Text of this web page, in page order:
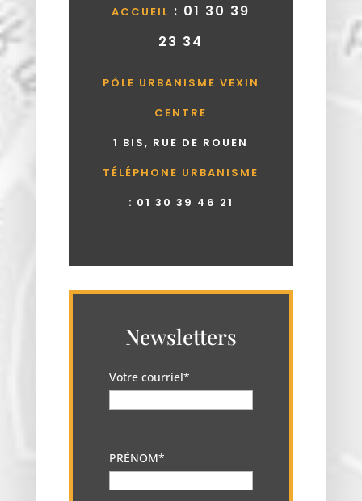
ACCUEIL : 01 30 39
23 34
PÔLE URBANISME VEXIN
CENTRE
1 BIS, RUE DE ROUEN
TÉLÉPHONE URBANISME
: 01 30 39 46 21
Newsletters
Votre courriel*
PRÉNOM*